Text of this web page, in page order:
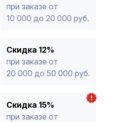
при заказе от
10 000 до 20 000 руб.
Скидка 12%
при заказе от
20 000 до 50 000 руб.
Скидка 15%
при заказе от